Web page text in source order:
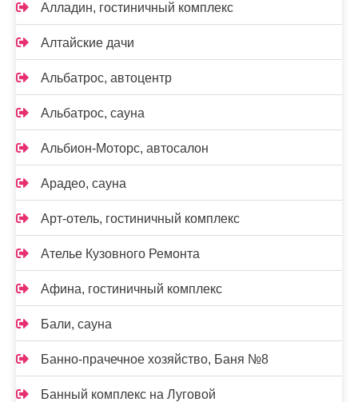
Алладин, гостиничный комплекс
Алтайские дачи
Альбатрос, автоцентр
Альбатрос, сауна
Альбион-Моторс, автосалон
Арадео, сауна
Арт-отель, гостиничный комплекс
Ателье Кузовного Ремонта
Афина, гостиничный комплекс
Бали, сауна
Банно-прачечное хозяйство, Баня №8
Банный комплекс на Луговой